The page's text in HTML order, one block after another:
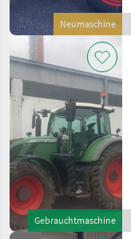
Neumaschine
Gebrauchtmaschine